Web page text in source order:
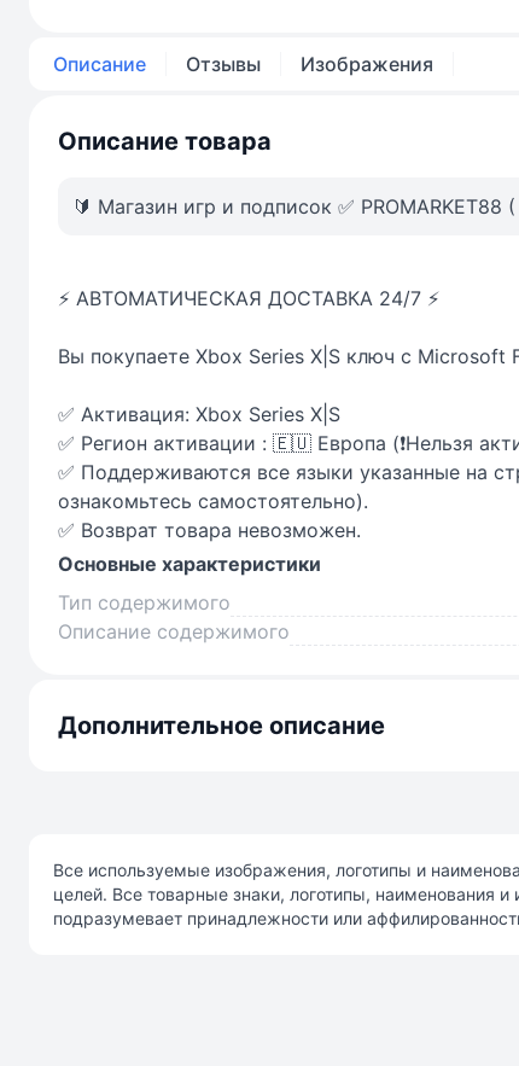
Описание Отзывы Изображения
Описание товара
🔰 Магазин игр и подписок ✅
⚡ АВТОМАТИЧЕСКАЯ ДОСТАВКА 24/7 ⚡
Вы покупаете Xbox Series X|S ключ с Microsoft
✅ Активация: Xbox Series X|S
✅ Регион активации : 🇪🇺 Европа (❗️Нельзя
✅ Поддерживаются все языки указанные на
ознакомьтесь самостоятельно).
✅ Возврат товара невозможен.
Основные характеристики
Тип содержимого
Описание содержимого
Дополнительное описание
Все используемые изображения, логотипы и
целей. Все товарные знаки, логотипы, наименования
подразумевает принадлежности или